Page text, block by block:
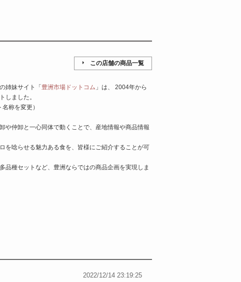
この店舗の商品一覧
の姉妹サイト「豊洲市場ドットコム 」は、 2004年から
しました。
称を変更）
や仲卸と一心同体で動くことで、産地情報や商品情報
を唸らせる魅力ある食を、皆様にご紹介することが可
品種セットなど、豊洲ならではの商品企画を実現しま
2022/12/14 23:19:25